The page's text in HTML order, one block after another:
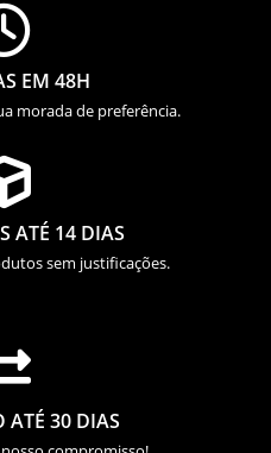
EM 48H
morada de preferência.
ATÉ 14 DIAS
sem justificações.
ATÉ 30 DIAS